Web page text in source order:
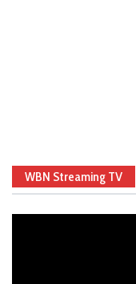
WBN Streaming TV